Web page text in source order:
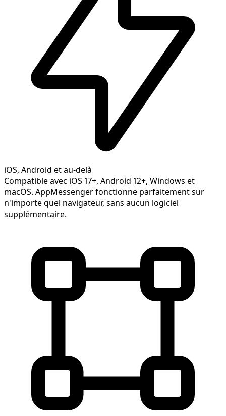
iOS, Android et au-delà
Compatible avec iOS 17+, Android 12+, Windows et
macOS. AppMessenger fonctionne parfaitement sur
n'importe quel navigateur, sans aucun logiciel
supplémentaire.